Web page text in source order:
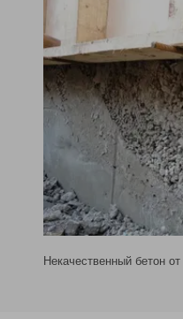
Некачественный бетон